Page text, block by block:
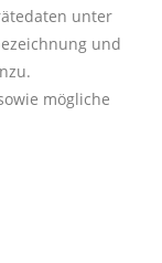
unter
und
mögliche